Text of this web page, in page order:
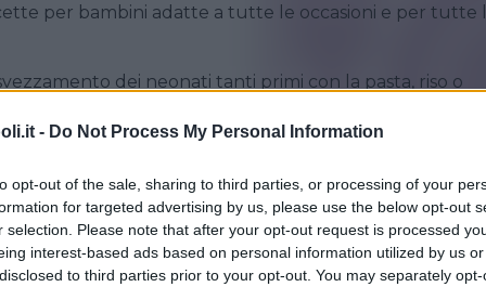
- Do Not Process My Personal Information
opt-out of the sale, sharing to third parties, or processing of your
for targeted advertising by us, please use the below opt-out
selection. Please note that after your opt-out request is processed
interest-based ads based on personal information utilized by us
to third parties prior to your opt-out. You may separately
per bambini adatte a tutte le occasioni e per tutte
dei neonati tanti primi con la pasta, riso o
di pesce di carne o verdure, ma sempre adatto ai
biscotti, i frullati e i cocktail per bambini. Scegli il tipo di
vuoi scegli l’occasione, ci sono anche ricette per feste
tutte rigorosamente per bambini.